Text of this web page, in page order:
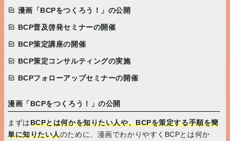
漫画「BCPをつくろう！」の公開
BCP普及啓発セミナーの開催
BCP策定講座の開催
BCP策定コンサルティングの実施
BCPフォローアップセミナーの開催
漫画「BCPをつくろう！」の公開
まずはBCPとは何かを知りたい人や、BCPを策定する手順を簡
単に知りたい人のために、漫画でわかりやすくBCPとは何か